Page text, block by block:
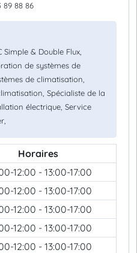
89 88 86
& Double Flux,
de systèmes de
de climatisation,
Spécialiste de la
électrique, Service
Horaires
12:00 - 13:00-17:00
12:00 - 13:00-17:00
12:00 - 13:00-17:00
12:00 - 13:00-17:00
12:00 - 13:00-17:00